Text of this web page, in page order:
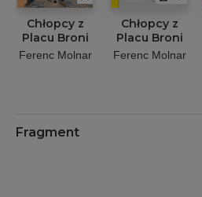
Chłopcy z
Placu Broni
Ferenc Molnar
Chłopcy z
Placu Broni
Ferenc Molnar
Fragment